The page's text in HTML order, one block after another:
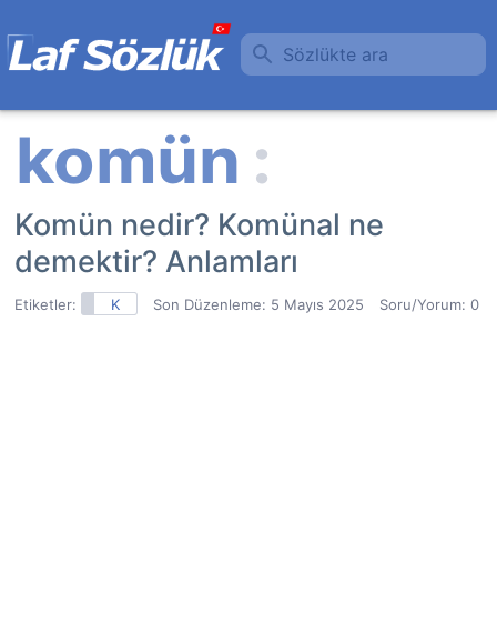
Sözlükte ara
Komün nedir? Komünal ne
demektir? Anlamları
Etiketler: K Son Düzenleme: 5 Mayıs 2025 Soru/Yorum: 0